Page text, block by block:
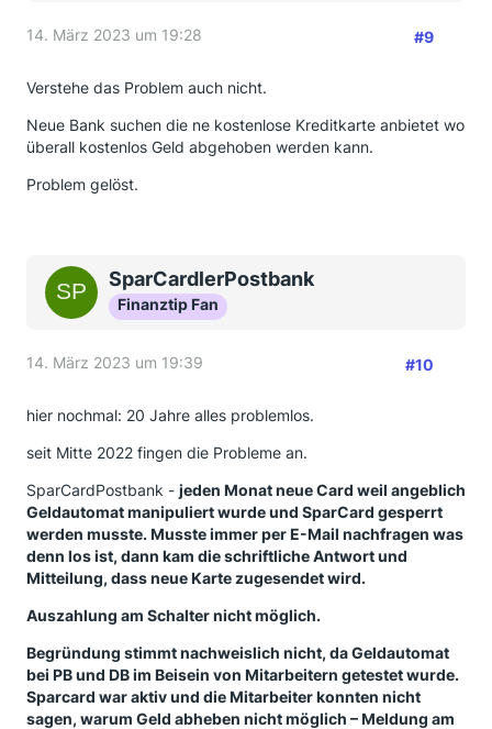
14. März 2023 um 19:28 #9
Verstehe das Problem auch nicht.
Neue Bank suchen die ne kostenlose Kreditkarte anbietet wo
überall kostenlos Geld abgehoben werden kann.
Problem gelöst.
SparCardlerPostbank
Finanztip Fan
14. März 2023 um 19:39 #10
hier nochmal: 20 Jahre alles problemlos.
seit Mitte 2022 fingen die Probleme an.
SparCardPostbank - jeden Monat neue Card weil angeblich
Geldautomat manipuliert wurde und SparCard gesperrt
werden musste. Musste immer per E-Mail nachfragen was
denn los ist, dann kam die schriftliche Antwort und
Mitteilung, dass neue Karte zugesendet wird.
Auszahlung am Schalter nicht möglich.
Begründung stimmt nachweislich nicht, da Geldautomat
bei PB und DB im Beisein von Mitarbeitern getestet wurde.
Sparcard war aktiv und die Mitarbeiter konnten nicht
sagen, warum Geld abheben nicht möglich – Meldung am